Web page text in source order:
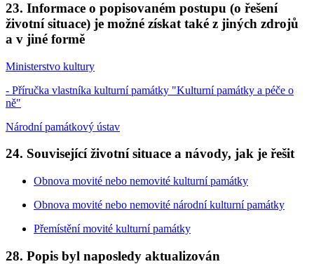
23. Informace o popisovaném postupu (o řešení
životní situace) je možné získat také z jiných zdrojů
a v jiné formě
Ministerstvo kultury
- Příručka vlastníka kulturní památky "Kulturní památky a péče o
ně"
Národní památkový ústav
24. Související životní situace a návody, jak je řešit
Obnova movité nebo nemovité kulturní památky
Obnova movité nebo nemovité národní kulturní památky
Přemístění movité kulturní památky
28. Popis byl naposledy aktualizován